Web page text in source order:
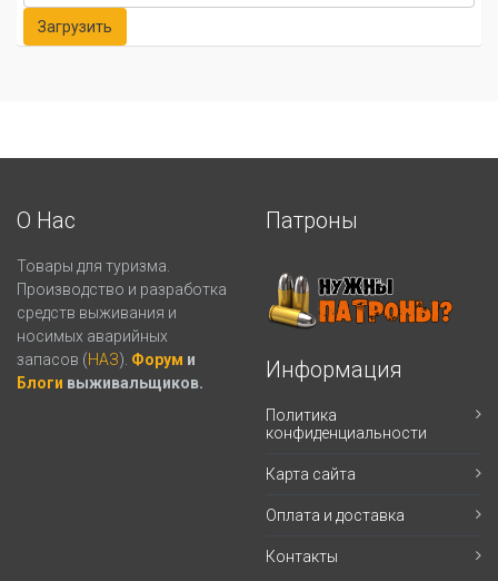
О Нас
Товары для туризма.
Производство и разработка
средств выживания и
носимых аварийных
запасов (НАЗ). Форум и
Блоги выживальщиков.
Патроны
Информация
Политика
конфиденциальности
Карта сайта
Оплата и доставка
Контакты